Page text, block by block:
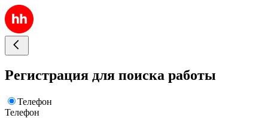
Регистрация для поиска работы
Телефон
Телефон